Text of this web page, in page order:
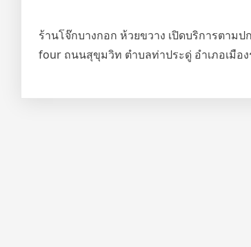
ร้านโจ๊กบางกอก ห้วยขวาง เปิดบริการตาม
four ถนนสุขุมวิท ตำบลท่าประดู่ อำเภอเมือง